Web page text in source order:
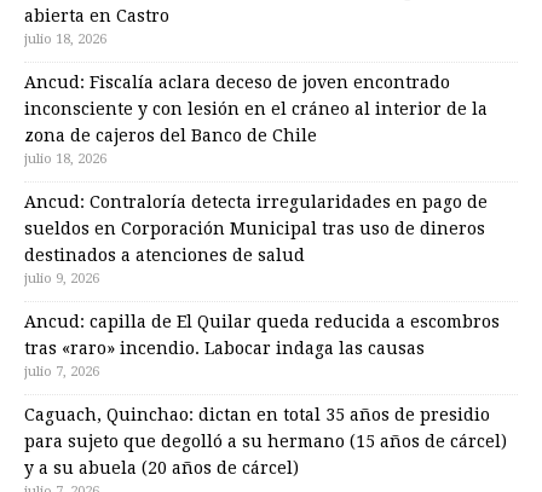
abierta en Castro
julio 18, 2026
Ancud: Fiscalía aclara deceso de joven encontrado
inconsciente y con lesión en el cráneo al interior de la
zona de cajeros del Banco de Chile
julio 18, 2026
Ancud: Contraloría detecta irregularidades en pago de
sueldos en Corporación Municipal tras uso de dineros
destinados a atenciones de salud
julio 9, 2026
Ancud: capilla de El Quilar queda reducida a escombros
tras «raro» incendio. Labocar indaga las causas
julio 7, 2026
Caguach, Quinchao: dictan en total 35 años de presidio
para sujeto que degolló a su hermano (15 años de cárcel)
y a su abuela (20 años de cárcel)